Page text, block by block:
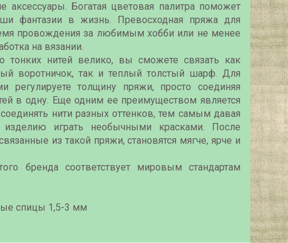
аксессуары. Богатая цветовая палитра поможет
фантазии в жизнь. Превосходная пряжа для
провождения за любимым хобби или не менее
на вязании.
тонких нитей велико, вы сможете связать как
воротничок, так и теплый толстый шарф. Для
регулируете толщину пряжи, просто соединяя
в одну. Еще одним ее преимуществом является
нити разных оттенков, тем самым давая
изделию играть необычными красками. После
из такой пряжи, становятся мягче, ярче и
бренда соответствует мировым стандартам
спицы 1,5-3 мм